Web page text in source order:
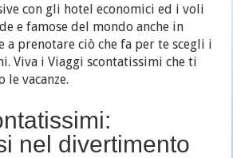
con gli hotel economici ed i voli
e famose del mondo anche in
a prenotare ciò che fa per te scegli i
Viva i Viaggi scontatissimi che ti
le vacanze.
nel divertimento